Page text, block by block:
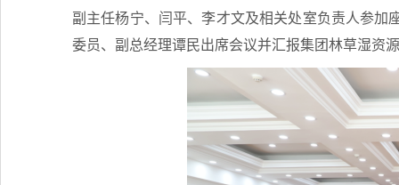
副主任杨宁、闫平、李才文及相关处室负责人参
委员、副总经理谭民出席会议并汇报集团林草湿资